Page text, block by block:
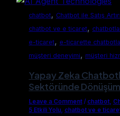
chatbot, Chatbot ile Satış
chatbot ve e ticaret,
e-ticaret, e-ticarette
müşteri deneyimi, müşteri
Yapay Zeka
Sektöründe Dönüşüm
Leave a Comment / chatbot,
5 Etkili Yolu, chatbot ve e